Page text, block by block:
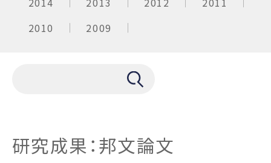
2014
2013 2012
2011
2010
2009
研究成果：邦文論文